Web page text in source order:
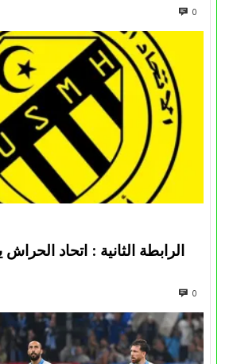
0
الرابطة الثانية : اتحاد
0